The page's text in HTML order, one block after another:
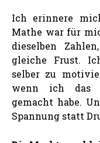
Ich erinnere
Mathe war für
dieselben
gleiche Frust.
selber zu
wenn ich das
gemacht habe.
Spannung statt